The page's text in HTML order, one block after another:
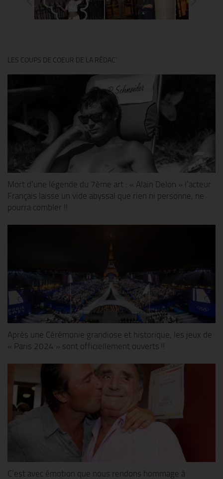
LES COUPS DE COEUR DE LA RÉDAC’
Mort d’une légende du 7ème art : « Alain Delon » l’acteur
Français laisse un vide abyssal que rien ni personne, ne
pourra combler !!
Après une Cérémonie grandiose et historique, les jeux de
« Paris 2024 » sont officiellement ouverts !!
C’est avec émotion que nous rendons hommage à